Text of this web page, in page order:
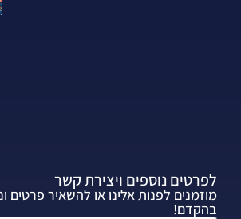
לפרטים נוספים ויצירת קשר
מוזמנים לפנות אלינו או להשאיר פרטים
בהקדם!